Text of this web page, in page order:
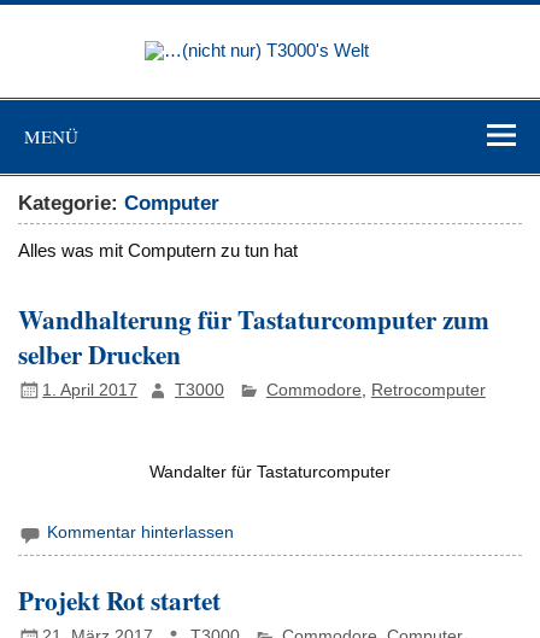
Skip
nur)
T3000's
Welt
zu sein"(Johann Wolfgang von Goethe)
MENÜ
Kategorie:Computer
Alles was mit Computern zu tun hat
Wandhalterung für Tastaturcomputer zum
selber Drucken
1. April 2017 T3000 Commodore Retrocomputer
Wandalter für Tastaturcomputer
Kommentar hinterlassen
Projekt Rot startet